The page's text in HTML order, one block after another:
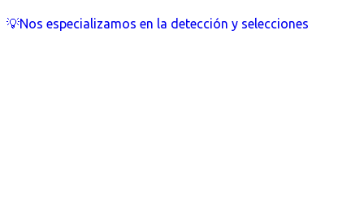
💡Nos especializamos en la detección y selecciones